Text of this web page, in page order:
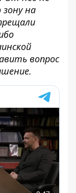
на
вопрос